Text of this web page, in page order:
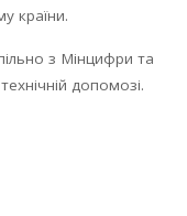
країни.
з Мінцифри та
допомозі.